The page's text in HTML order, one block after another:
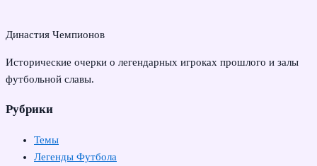
Династия Чемпионов
Исторические очерки о легендарных игроках прошлого и залы
футбольной славы.
Рубрики
Темы
Легенды Футбола